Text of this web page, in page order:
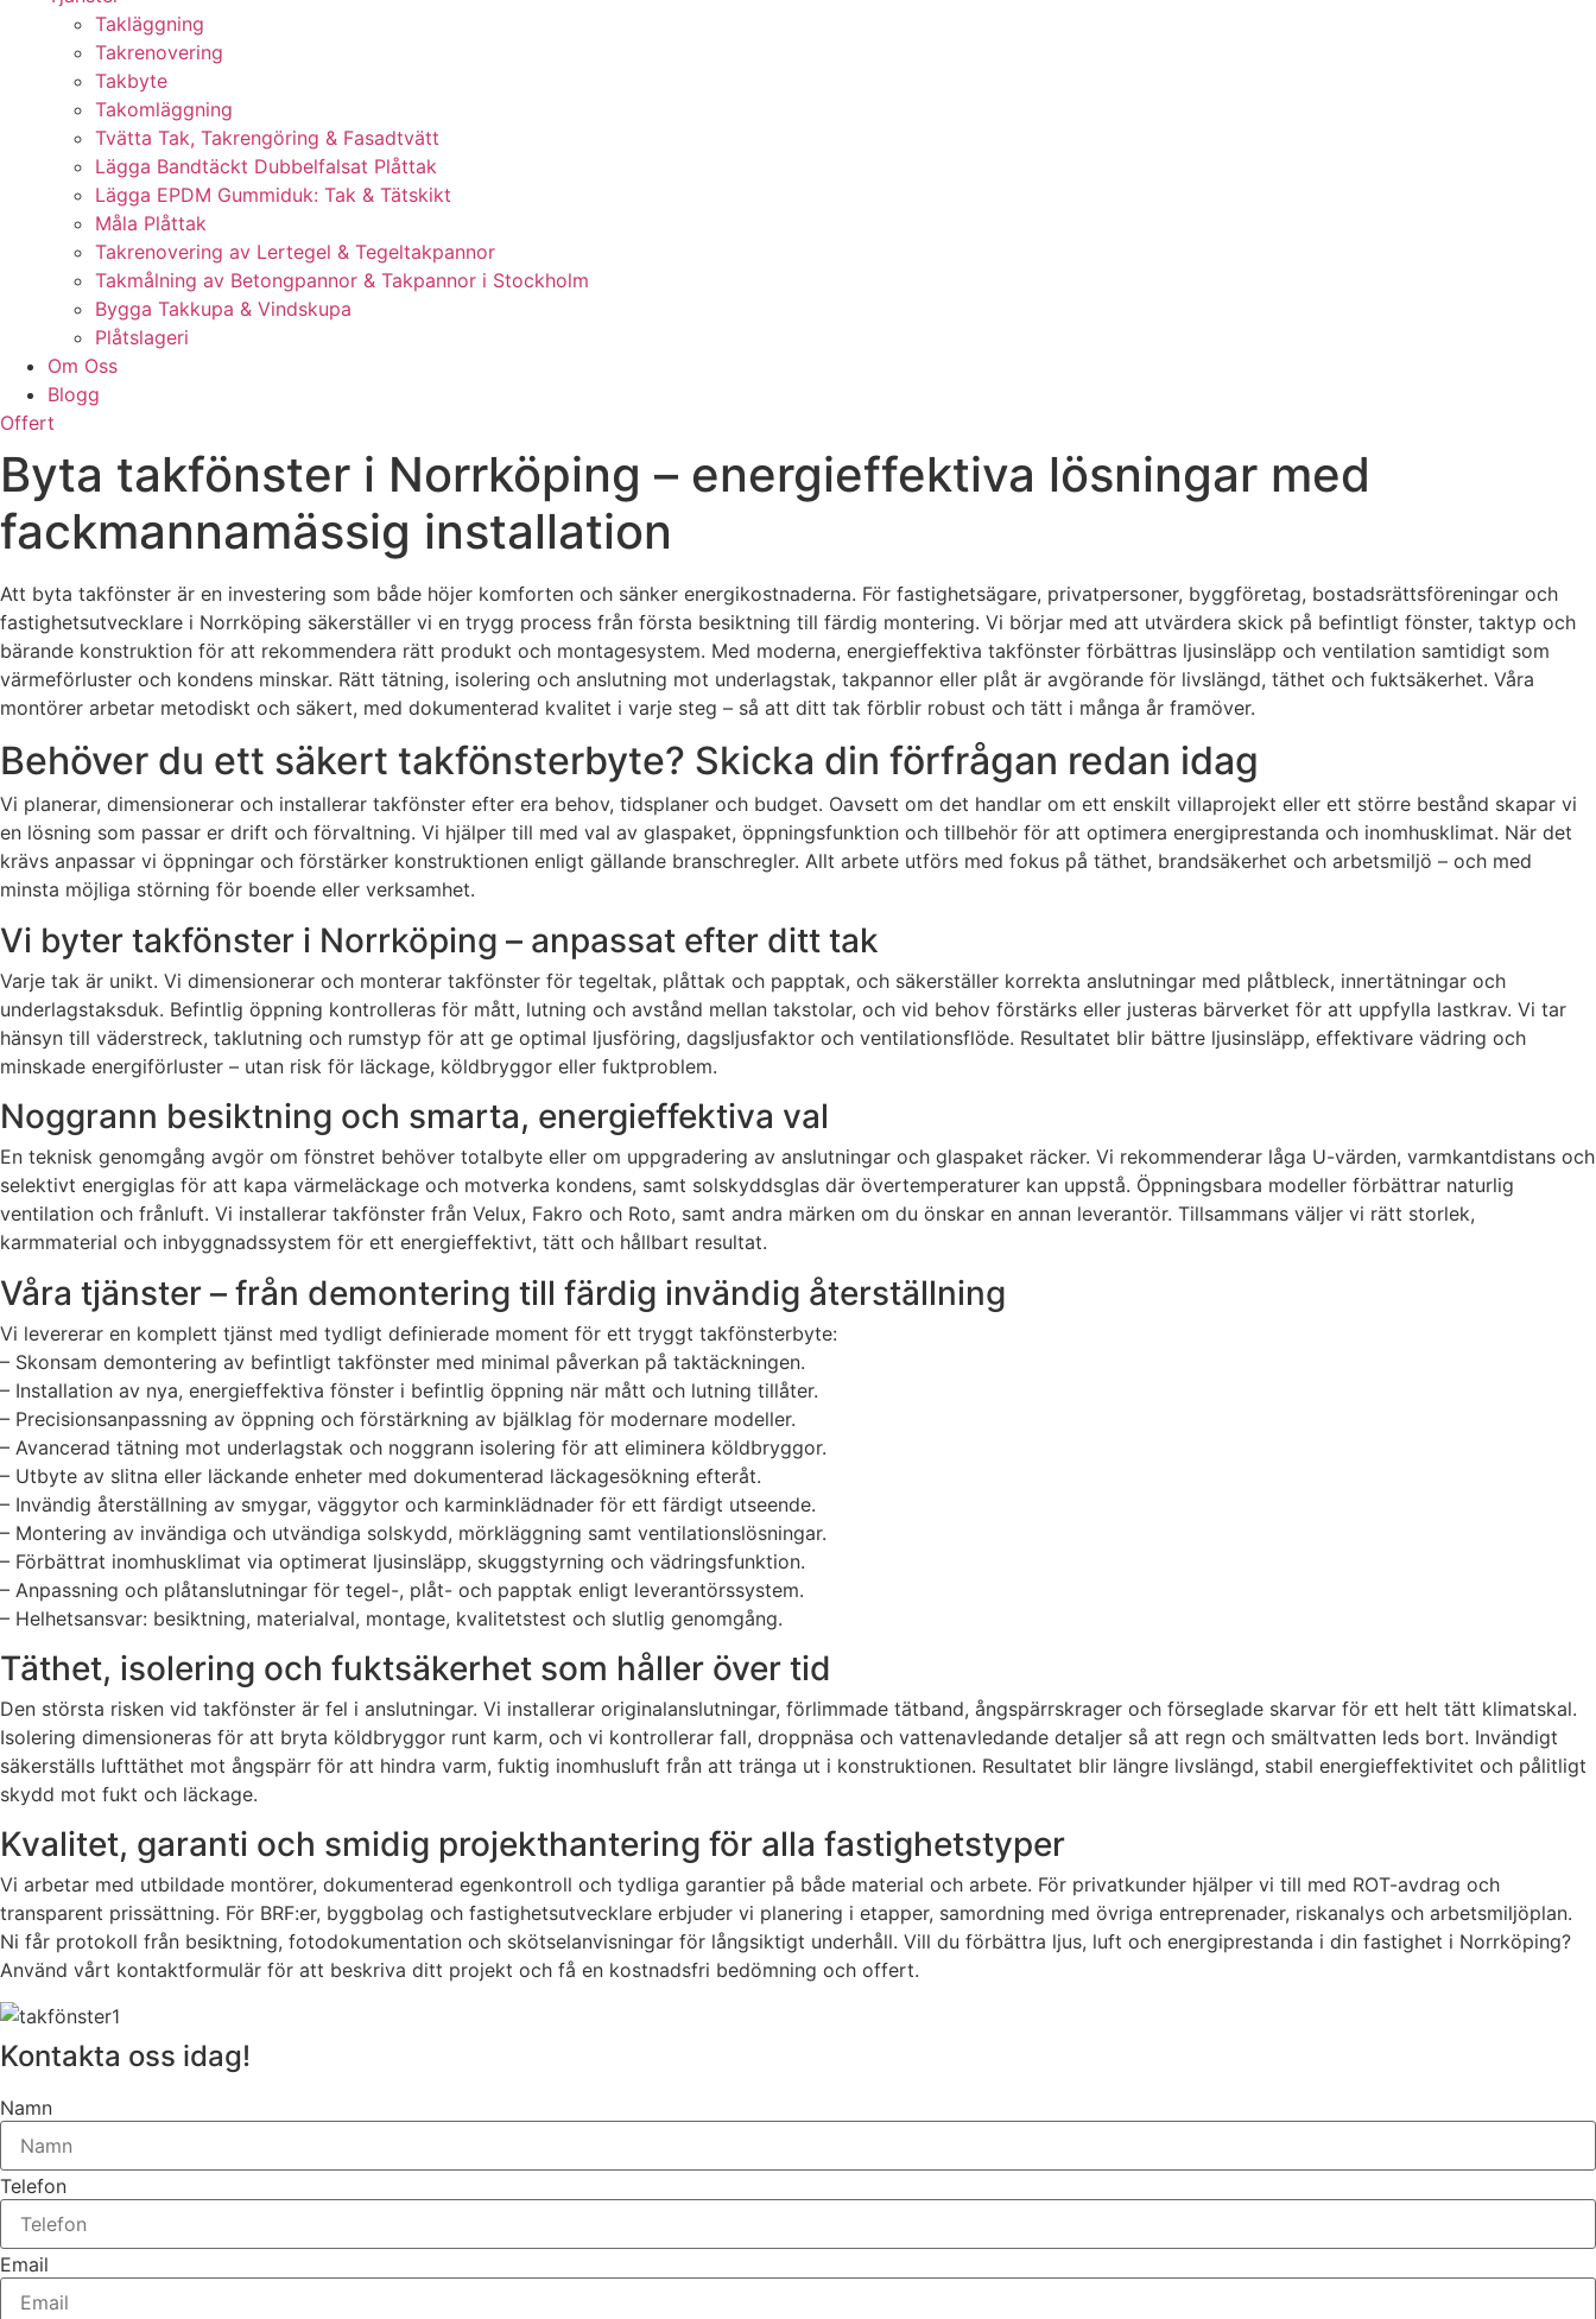
Takläggning
Takrenovering
Takbyte
Takomläggning
Tvätta Tak, Takrengöring & Fasadtvätt
Lägga Bandtäckt Dubbelfalsat Plåttak
Lägga EPDM Gummiduk: Tak & Tätskikt
Måla Plåttak
Takrenovering av Lertegel & Tegeltakpannor
Takmålning av Betongpannor & Takpannor i Stockholm
Bygga Takkupa & Vindskupa
Plåtslageri
Om Oss
Blogg
Offert
Byta takfönster i Norrköping – energieffektiva lösningar med
fackmannamässig installation
Att byta takfönster är en investering som både höjer komforten och sänker energikostnaderna. För fastighetsägare, privatpersoner, byggföretag, bostadsrättsföreningar och
fastighetsutvecklare i Norrköping säkerställer vi en trygg process från första besiktning till färdig montering. Vi börjar med att utvärdera skick på befintligt fönster, taktyp och
bärande konstruktion för att rekommendera rätt produkt och montagesystem. Med moderna, energieffektiva takfönster förbättras ljusinsläpp och ventilation samtidigt som
värmeförluster och kondens minskar. Rätt tätning, isolering och anslutning mot underlagstak, takpannor eller plåt är avgörande för livslängd, täthet och fuktsäkerhet. Våra
montörer arbetar metodiskt och säkert, med dokumenterad kvalitet i varje steg – så att ditt tak förblir robust och tätt i många år framöver.
Behöver du ett säkert takfönsterbyte? Skicka din förfrågan redan idag
Vi planerar, dimensionerar och installerar takfönster efter era behov, tidsplaner och budget. Oavsett om det handlar om ett enskilt villaprojekt eller ett större bestånd skapar vi
en lösning som passar er drift och förvaltning. Vi hjälper till med val av glaspaket, öppningsfunktion och tillbehör för att optimera energiprestanda och inomhusklimat. När det
krävs anpassar vi öppningar och förstärker konstruktionen enligt gällande branschregler. Allt arbete utförs med fokus på täthet, brandsäkerhet och arbetsmiljö – och med
minsta möjliga störning för boende eller verksamhet.
Vi byter takfönster i Norrköping – anpassat efter ditt tak
Varje tak är unikt. Vi dimensionerar och monterar takfönster för tegeltak, plåttak och papptak, och säkerställer korrekta anslutningar med plåtbleck, innertätningar och
underlagstaksduk. Befintlig öppning kontrolleras för mått, lutning och avstånd mellan takstolar, och vid behov förstärks eller justeras bärverket för att uppfylla lastkrav. Vi tar
hänsyn till väderstreck, taklutning och rumstyp för att ge optimal ljusföring, dagsljusfaktor och ventilationsflöde. Resultatet blir bättre ljusinsläpp, effektivare vädring och
minskade energiförluster – utan risk för läckage, köldbryggor eller fuktproblem.
Noggrann besiktning och smarta, energieffektiva val
En teknisk genomgång avgör om fönstret behöver totalbyte eller om uppgradering av anslutningar och glaspaket räcker. Vi rekommenderar låga U-värden, varmkantdistans och
selektivt energiglas för att kapa värmeläckage och motverka kondens, samt solskyddsglas där övertemperaturer kan uppstå. Öppningsbara modeller förbättrar naturlig
ventilation och frånluft. Vi installerar takfönster från Velux, Fakro och Roto, samt andra märken om du önskar en annan leverantör. Tillsammans väljer vi rätt storlek,
karmmaterial och inbyggnadssystem för ett energieffektivt, tätt och hållbart resultat.
Våra tjänster – från demontering till färdig invändig återställning
Vi levererar en komplett tjänst med tydligt definierade moment för ett tryggt takfönsterbyte:
– Skonsam demontering av befintligt takfönster med minimal påverkan på taktäckningen.
– Installation av nya, energieffektiva fönster i befintlig öppning när mått och lutning tillåter.
– Precisionsanpassning av öppning och förstärkning av bjälklag för modernare modeller.
– Avancerad tätning mot underlagstak och noggrann isolering för att eliminera köldbryggor.
– Utbyte av slitna eller läckande enheter med dokumenterad läckagesökning efteråt.
– Invändig återställning av smygar, väggytor och karminklädnader för ett färdigt utseende.
– Montering av invändiga och utvändiga solskydd, mörkläggning samt ventilationslösningar.
– Förbättrat inomhusklimat via optimerat ljusinsläpp, skuggstyrning och vädringsfunktion.
– Anpassning och plåtanslutningar för tegel-, plåt- och papptak enligt leverantörssystem.
– Helhetsansvar: besiktning, materialval, montage, kvalitetstest och slutlig genomgång.
Täthet, isolering och fuktsäkerhet som håller över tid
Den största risken vid takfönster är fel i anslutningar. Vi installerar originalanslutningar, förlimmade tätband, ångspärrskrager och förseglade skarvar för ett helt tätt klimatskal.
Isolering dimensioneras för att bryta köldbryggor runt karm, och vi kontrollerar fall, droppnäsa och vattenavledande detaljer så att regn och smältvatten leds bort. Invändigt
säkerställs lufttäthet mot ångspärr för att hindra varm, fuktig inomhusluft från att tränga ut i konstruktionen. Resultatet blir längre livslängd, stabil energieffektivitet och pålitligt
skydd mot fukt och läckage.
Kvalitet, garanti och smidig projekthantering för alla fastighetstyper
Vi arbetar med utbildade montörer, dokumenterad egenkontroll och tydliga garantier på både material och arbete. För privatkunder hjälper vi till med ROT-avdrag och
transparent prissättning. För BRF:er, byggbolag och fastighetsutvecklare erbjuder vi planering i etapper, samordning med övriga entreprenader, riskanalys och arbetsmiljöplan.
Ni får protokoll från besiktning, fotodokumentation och skötselanvisningar för långsiktigt underhåll. Vill du förbättra ljus, luft och energiprestanda i din fastighet i Norrköping?
Använd vårt kontaktformulär för att beskriva ditt projekt och få en kostnadsfri bedömning och offert.
Kontakta oss idag!
Namn
Telefon
Email